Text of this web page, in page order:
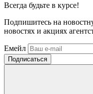
Всегда будьте в курсе!
Подпишитесь на
новостях и акциях
Емейл